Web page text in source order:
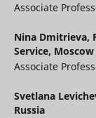
Associate
Nina Dmitrieva,
Service, Moscow
Associate
Svetlana
Russia